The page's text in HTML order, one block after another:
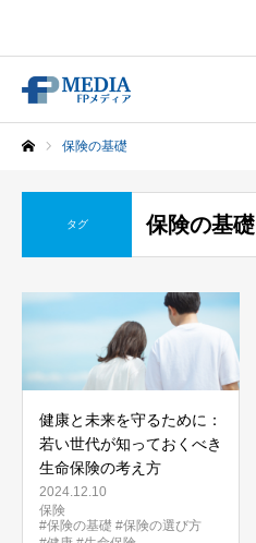
保険の基礎
タグ 保険の基礎
健康と未来を守るために：
若い世代が知っておくべき
生命保険の考え方
2024.12.10
保険
#保険の基礎 #保険の選び方